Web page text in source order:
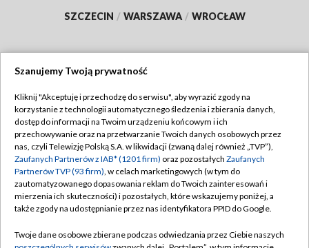
SZCZECIN / WARSZAWA / WROCŁAW
TVP
Abonament TVP
Emisja w TVP
Centrum informacji TVP
Naziemna Telewizja Cyfrowa
Rada Programowa
Regulamin TVP
Polityka prywatności
Moje zgody
Pomoc
Szanujemy Twoją prywatność
Kliknij "Akceptuję i przechodzę do serwisu", aby wyrazić zgody na
korzystanie z technologii automatycznego śledzenia i zbierania danych,
dostęp do informacji na Twoim urządzeniu końcowym i ich
przechowywanie oraz na przetwarzanie Twoich danych osobowych przez
nas, czyli Telewizję Polską S.A. w likwidacji (zwaną dalej również „TVP”),
Zaufanych Partnerów z IAB* (1201 firm) oraz pozostałych Zaufanych
Partnerów TVP (93 firm), w celach marketingowych (w tym do
zautomatyzowanego dopasowania reklam do Twoich zainteresowań i
mierzenia ich skuteczności) i pozostałych, które wskazujemy poniżej, a
także zgody na udostępnianie przez nas identyfikatora PPID do Google.
Twoje dane osobowe zbierane podczas odwiedzania przez Ciebie naszych